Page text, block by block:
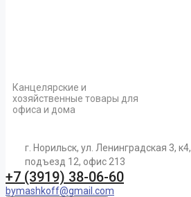
Канцелярские и
хозяйственные товары для
офиса и дома
г. Норильск, ул. Ленинградская 3, к4,
подъезд 12, офис 213
+7 (3919) 38-06-60
bymashkoff@gmail.com